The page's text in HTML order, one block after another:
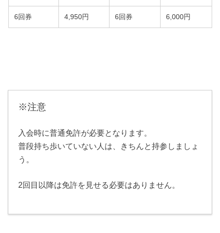
6回券 4,950円 6回券 6,000円
※注意
入会時に普通免許が必要となります。
普段持ち歩いていない人は、きちんと持参しましょ
う。
2回目以降は免許を見せる必要はありません。